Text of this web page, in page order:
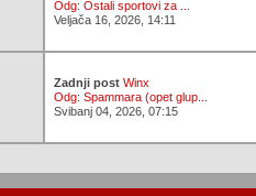
Odg: Ostali sportovi za ...
Veljača 16, 2026, 14:11
Zadnji post Winx
Odg: Spammara (opet glup...
Svibanj 04, 2026, 07:15